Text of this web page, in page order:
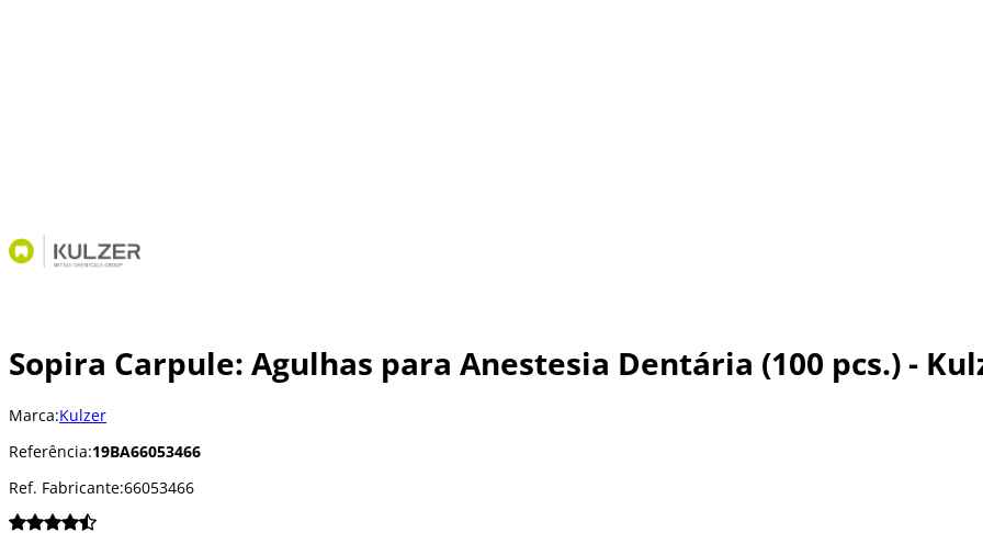
Sopira Carpule: Agulhas para Anestesia Dentária (100 pcs.) -
Marca:Kulzer
Referência:19BA66053466
Ref. Fabricante:66053466